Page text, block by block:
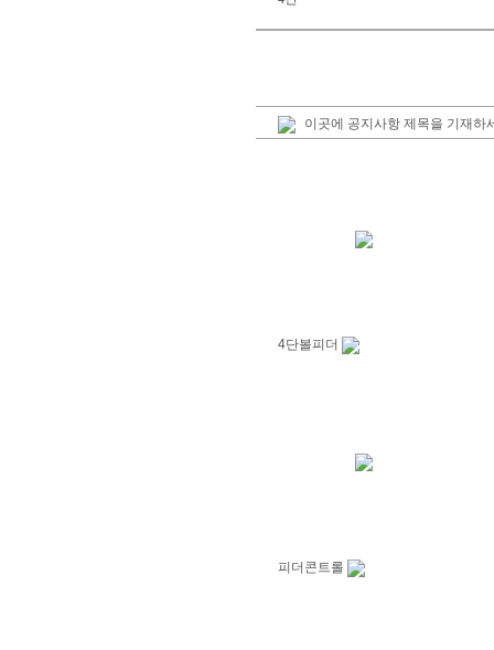
이곳에 공지사항 제목을 기재하
4단볼피더
피더콘트롤